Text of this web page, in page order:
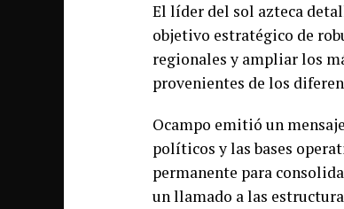
El líder del sol azteca
objetivo estratégico de
regionales y ampliar los
provenientes de los
Ocampo emitió un
políticos y las bases
permanente para
un llamado a las